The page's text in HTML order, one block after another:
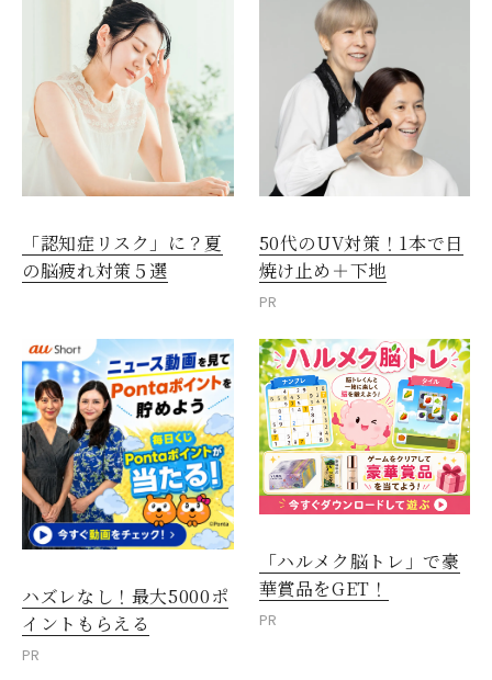
「認知症リスク」に？夏
の脳疲れ対策５選
50代のUV対策！1本で日
焼け止め＋下地
PR
ハズレなし！最大5000ポ
イントもらえる
PR
「ハルメク脳トレ」で豪
華賞品をGET！
PR